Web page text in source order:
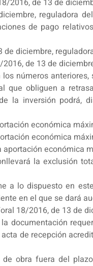
reguladora
de pago
diciembre,
de 13 de
números
que obliguen a
la inversión podrá,
económica
económica
económica
la exclusión
a lo dispuesto en
en el que se dará
18/2016, de 13 de
de recepción
obra fuera del